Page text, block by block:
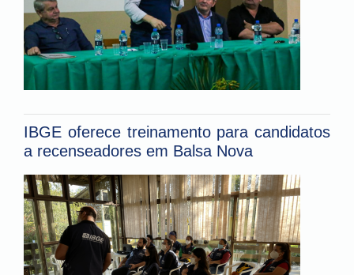
IBGE oferece treinamento para candidatos
a recenseadores em Balsa Nova